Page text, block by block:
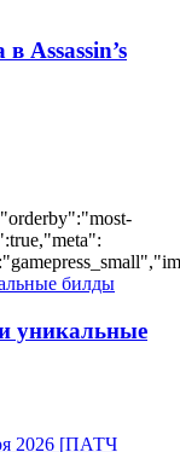
Assassin’s
уникальные